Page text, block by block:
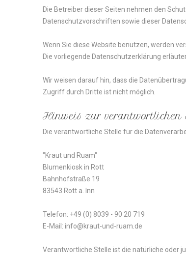
Die Betreiber dieser Seiten nehmen den
Datenschutzvorschriften sowie dieser
Wenn Sie diese Website benutzen, werden
Die vorliegende Datenschutzerklärung
Wir weisen darauf hin, dass die
Zugriff durch Dritte ist nicht möglich.
Hinweis zur verantwortlichen
Die verantwortliche Stelle für die
"Kraut und Ruam"
Blumenkiosk in Rott
Bahnhofstraße 19
83543 Rott a. Inn
Telefon: +49 (0) 8039 - 90 20 719
E-Mail: info@kraut-und-ruam.de
Verantwortliche Stelle ist die natürliche oder